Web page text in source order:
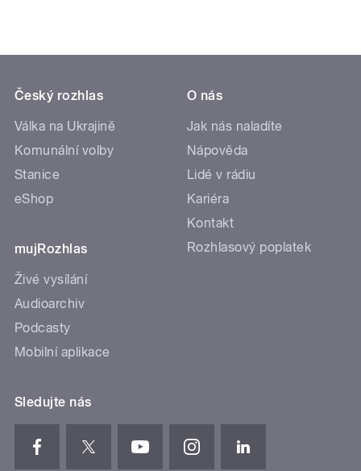
Český rozhlas
Válka na Ukrajině
Komunální volby
Stanice
eShop
mujRozhlas
Živé vysílání
Audioarchiv
Podcasty
Mobilní aplikace
O nás
Jak nás naladíte
Nápověda
Lidé v rádiu
Kariéra
Kontakt
Rozhlasový poplatek
Sledujte nás